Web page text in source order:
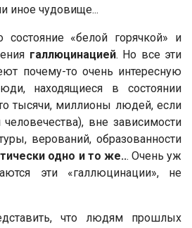
иное чудовище...
«белой горячкой» и
галлюцинацией. Но все эти
почему-то очень интересную
находящиеся в состоянии
тысячи, миллионы людей, если
вне зависимости
верований, образованности
одно и то же... Очень уж
эти «галлюцинации», не
что людям прошлых